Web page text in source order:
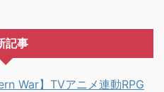
記事
War】TVアニメ連動RPG